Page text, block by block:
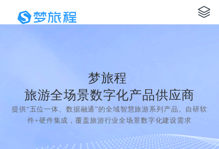
梦旅程
旅游全场景数字化产品供应商
提供“五位一体、数据融通”的全域智慧旅游系列产品。自研软
件+硬件集成，覆盖旅游行业全场景数字化建设需求